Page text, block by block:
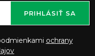
ochrany
PRIHLÁSIŤ SA